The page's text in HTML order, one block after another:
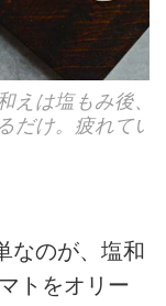
をオイルで和
くれる一皿
なのが、塩和
トをオリー